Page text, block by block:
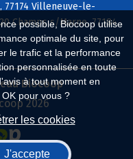
possible, Biocoop utilise
optimale du site, pour
le trafic et la performance
personnalisée en toute
à tout moment en
pour vous ?
les cookies
J'accepte
77174 Villeneuve-le-
Champs s/Marne, 77184
Biocoop
2026